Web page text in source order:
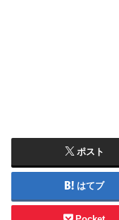
ポスト
はてブ